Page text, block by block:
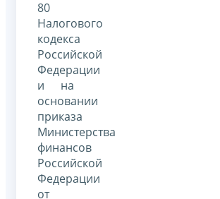
80
Налогового
кодекса
Российской
Федерации
и на
основании
приказа
Министерства
финансов
Российской
Федерации
от